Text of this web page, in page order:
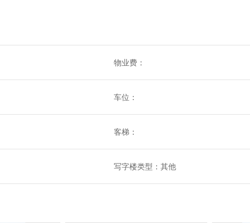
物业费：
车位：
客梯：
写字楼类型：其他